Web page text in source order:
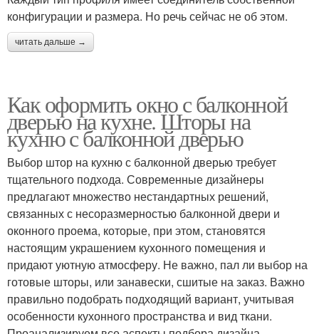
конфигурации и размера. Но речь сейчас не об этом.
читать дальше →
Как оформить окно с балконной
дверью на кухне. Шторы на
кухню с балконной дверью
Выбор штор на кухню с балконной дверью требует
тщательного подхода. Современные дизайнеры
предлагают множество нестандартных решений,
связанных с несоразмерностью балконной двери и
оконного проема, которые, при этом, становятся
настоящим украшением кухонного помещения и
придают уютную атмосферу. Не важно, пал ли выбор на
готовые шторы, или занавески, сшитые на заказ. Важно
правильно подобрать подходящий вариант, учитывая
особенности кухонного пространства и вид ткани.